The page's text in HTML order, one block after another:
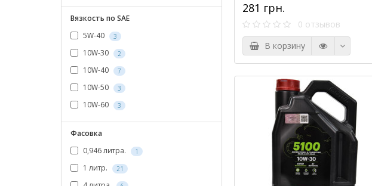
Вязкость по SAE
5W-40
3
10W-30 2
10W-40 7
10W-50 3
10W-60 3
Фасовка
0,946 литра.
1
1 литр. 21
281 грн.
0 отзывов
В корзину